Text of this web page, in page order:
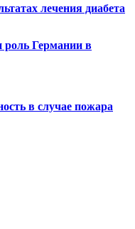
лечения диабета
роль Германии в
в случае пожара